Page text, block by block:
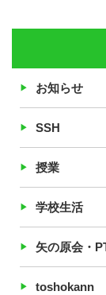
お知らせ
SSH
授業
学校生活
矢の原会・
toshokann